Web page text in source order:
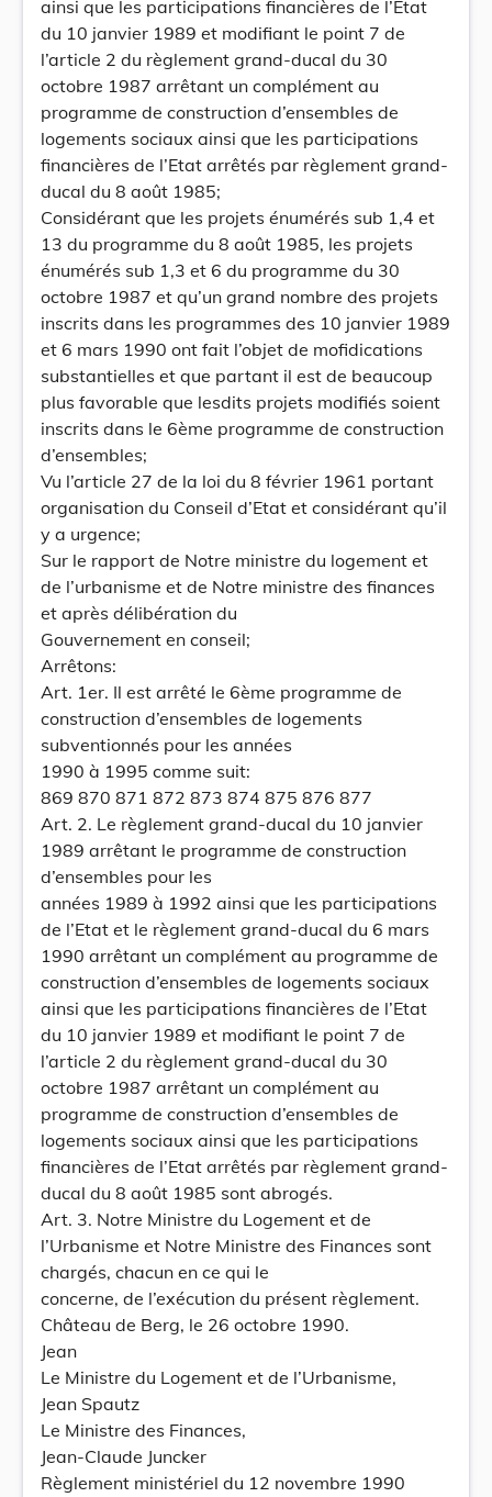
ainsi que les participations financières de l’Etat
du 10 janvier 1989 et modifiant le point 7 de
l’article 2 du règlement grand-ducal du 30
octobre 1987 arrêtant un complément au
programme de construction d’ensembles de
logements sociaux ainsi que les participations
financières de l’Etat arrêtés par règlement grand-
ducal du 8 août 1985;
Considérant que les projets énumérés sub 1,4 et
13 du programme du 8 août 1985, les projets
énumérés sub 1,3 et 6 du programme du 30
octobre 1987 et qu’un grand nombre des projets
inscrits dans les programmes des 10 janvier 1989
et 6 mars 1990 ont fait l’objet de mofidications
substantielles et que partant il est de beaucoup
plus favorable que lesdits projets modifiés soient
inscrits dans le 6ème programme de construction
d’ensembles;
Vu l’article 27 de la loi du 8 février 1961 portant
organisation du Conseil d’Etat et considérant qu’il
y a urgence;
Sur le rapport de Notre ministre du logement et
de l’urbanisme et de Notre ministre des finances
et après délibération du
Gouvernement en conseil;
Arrêtons:
Art. 1er. Il est arrêté le 6ème programme de
construction d’ensembles de logements
subventionnés pour les années
1990 à 1995 comme suit:
869 870 871 872 873 874 875 876 877
Art. 2. Le règlement grand-ducal du 10 janvier
1989 arrêtant le programme de construction
d’ensembles pour les
années 1989 à 1992 ainsi que les participations
de l’Etat et le règlement grand-ducal du 6 mars
1990 arrêtant un complément au programme de
construction d’ensembles de logements sociaux
ainsi que les participations financières de l’Etat
du 10 janvier 1989 et modifiant le point 7 de
l’article 2 du règlement grand-ducal du 30
octobre 1987 arrêtant un complément au
programme de construction d’ensembles de
logements sociaux ainsi que les participations
financières de l’Etat arrêtés par règlement grand-
ducal du 8 août 1985 sont abrogés.
Art. 3. Notre Ministre du Logement et de
l’Urbanisme et Notre Ministre des Finances sont
chargés, chacun en ce qui le
concerne, de l’exécution du présent règlement.
Château de Berg, le 26 octobre 1990.
Jean
Le Ministre du Logement et de l’Urbanisme,
Jean Spautz
Le Ministre des Finances,
Jean-Claude Juncker
Règlement ministériel du 12 novembre 1990